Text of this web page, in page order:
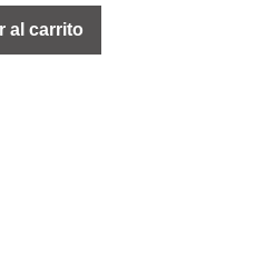
al carrito